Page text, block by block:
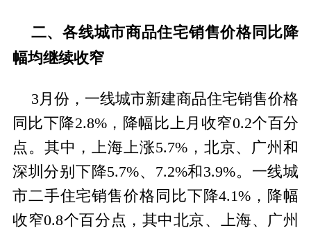
二、各线城市商品住宅销售价格同比降
幅均继续收窄
3月份，一线城市新建商品住宅销售价格
同比下降2.8%，降幅比上月收窄0.2个百分
点。其中，上海上涨5.7%，北京、广州和
深圳分别下降5.7%、7.2%和3.9%。一线城
市二手住宅销售价格同比下降4.1%，降幅
收窄0.8个百分点，其中北京、上海、广州